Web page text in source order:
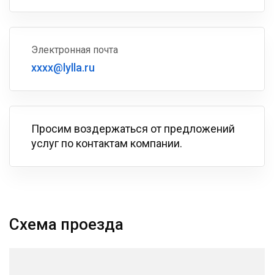
Электронная почта
xxxx@lylla.ru
Просим воздержаться от предложений
услуг по контактам компании.
Схема проезда